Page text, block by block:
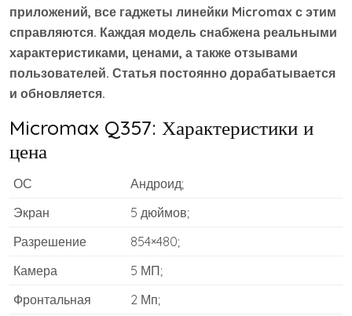
приложений, все гаджеты линейки Micromax с этим
справляются. Каждая модель снабжена реальными
характеристиками, ценами, а также отзывами
пользователей. Статья постоянно дорабатывается
и обновляется.
Micromax Q357: Характеристики и
цена
ОС
Андроид;
Экран
5 дюймов;
Разрешение
854×480;
Камера
5 МП;
Фронтальная
2 Мп;